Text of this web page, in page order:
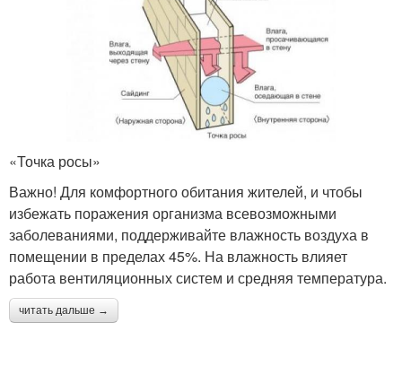
«Точка росы»
Важно! Для комфортного обитания жителей, и чтобы
избежать поражения организма всевозможными
заболеваниями, поддерживайте влажность воздуха в
помещении в пределах 45%. На влажность влияет
работа вентиляционных систем и средняя температура.
читать дальше →